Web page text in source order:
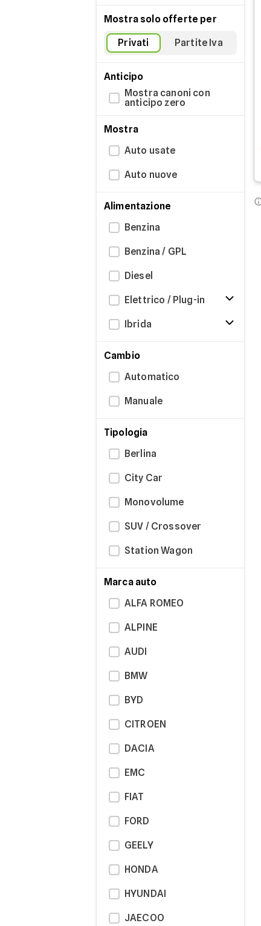
Mostra solo offerte per
Privati Partite Iva
Anticipo
Mostra canoni con
anticipo zero
Mostra
Auto usate
Auto nuove
Alimentazione
Benzina
Benzina / GPL
Diesel
Elettrico / Plug-in
Ibrida
Cambio
Automatico
Manuale
Tipologia
Berlina
City Car
Monovolume
SUV / Crossover
Station Wagon
Marca auto
ALFA ROMEO
ALPINE
AUDI
BMW
BYD
CITROEN
DACIA
EMC
FIAT
FORD
GEELY
HONDA
HYUNDAI
JAECOO